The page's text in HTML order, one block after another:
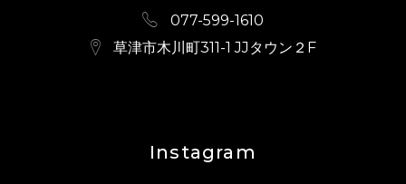
077-599-1610
草津市木川町311-1 JJタウン２F
Instagram